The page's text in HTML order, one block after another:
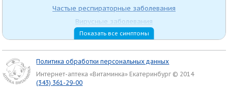
Частые респираторные заболевания
Вирусные заболевания
Профилактика иммунитета
Авитаминоз
Витамин Д3
Показать все симптомы
Политика обработки персональных данных
Интернет-аптека «Витаминка» Екатеринбург © 2014
(343) 361-29-00